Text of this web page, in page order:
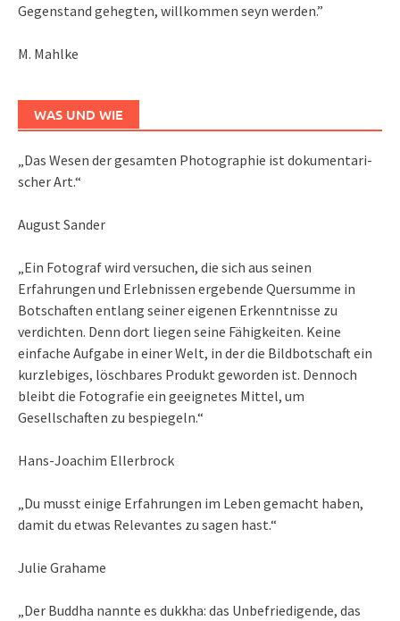
Gegenstand gehegten, willkommen seyn werden.”
M. Mahlke
WAS UND WIE
„Das We­sen der ge­sam­ten Pho­to­gra­phie ist do­ku­men­ta­ri­
scher Art.“
August Sander
„Ein Fotograf wird versuchen, die sich aus seinen
Erfahrungen und Erlebnissen ergebende Quersumme in
Botschaften entlang seiner eigenen Erkenntnisse zu
verdichten. Denn dort liegen seine Fähigkeiten. Keine
einfache Aufgabe in einer Welt, in der die Bildbotschaft ein
kurzlebiges, löschbares Produkt geworden ist. Dennoch
bleibt die Fotografie ein geeignetes Mittel, um
Gesellschaften zu bespiegeln.“
Hans-Joachim Ellerbrock
„Du musst einige Erfahrungen im Leben gemacht haben,
damit du etwas Relevantes zu sagen hast.“
Julie Grahame
„Der Buddha nannte es dukkha: das Unbefriedigende, das